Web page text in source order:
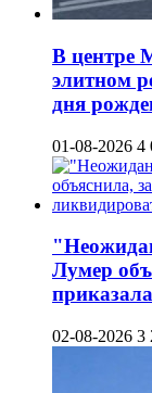
В центре
элитном
дня
01-08-2026 4
Лумер
02-08-2026 3